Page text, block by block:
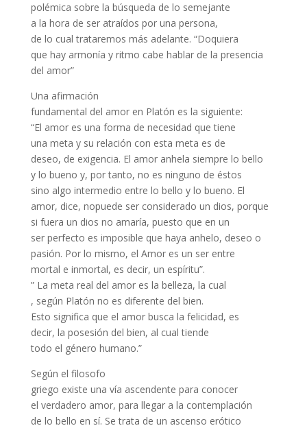
polémica sobre la búsqueda de lo semejante
a la hora de ser atraídos por una persona,
de lo cual trataremos más adelante. “Doquiera
que hay armonía y ritmo cabe hablar de la presencia
del amor”
Una afirmación
fundamental del amor en Platón es la siguiente:
“El amor es una forma de necesidad que tiene
una meta y su relación con esta meta es de
deseo, de exigencia. El amor anhela siempre lo bello
y lo bueno y, por tanto, no es ninguno de éstos
sino algo intermedio entre lo bello y lo bueno. El
amor, dice, nopuede ser considerado un dios, porque
si fuera un dios no amaría, puesto que en un
ser perfecto es imposible que haya anhelo, deseo o
pasión. Por lo mismo, el Amor es un ser entre
mortal e inmortal, es decir, un espíritu”.
” La meta real del amor es la belleza, la cual
, según Platón no es diferente del bien.
Esto significa que el amor busca la felicidad, es
decir, la posesión del bien, al cual tiende
todo el género humano.”
Según el filosofo
griego existe una vía ascendente para conocer
el verdadero amor, para llegar a la contemplación
de lo bello en sí. Se trata de un ascenso erótico